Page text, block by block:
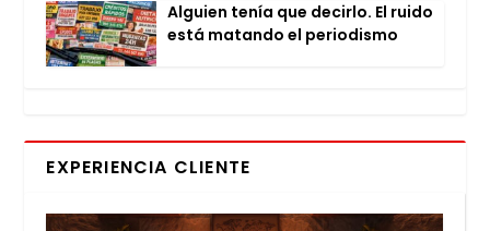
Alguien tenía que decir­lo. El rui­do
está matan­do el perio­dis­mo
EXPERIENCIA CLIENTE